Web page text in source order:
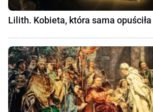
Lilith. Kobieta, która sama